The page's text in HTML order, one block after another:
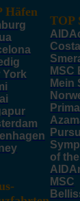
Häfen
York
TOP
Costa
MSC
Mein
Prima
of
MSC